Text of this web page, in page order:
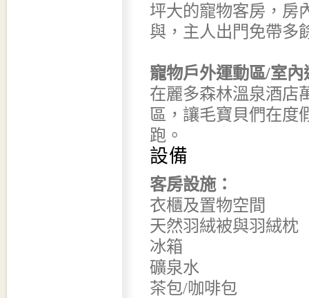
坪大的寵物客房，房
與，主人出門免帶多
寵物戶外運動區/室內
在麗多森林溫泉酒店
區，讓毛寶貝們在度
跑。
設備
客房設施：
衣櫃及置物空間
天然羽絨被與羽絨枕
冰箱
礦泉水
茶包/咖啡包